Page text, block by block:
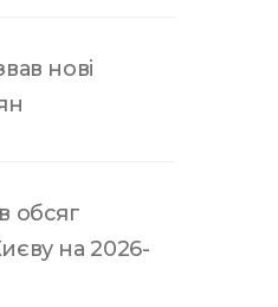
нові
обсяг
на 2026-